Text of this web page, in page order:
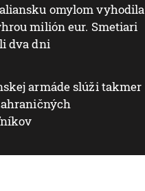
omylom vyhodila
milión eur. Smetiari
dva dni
armáde slúži takmer